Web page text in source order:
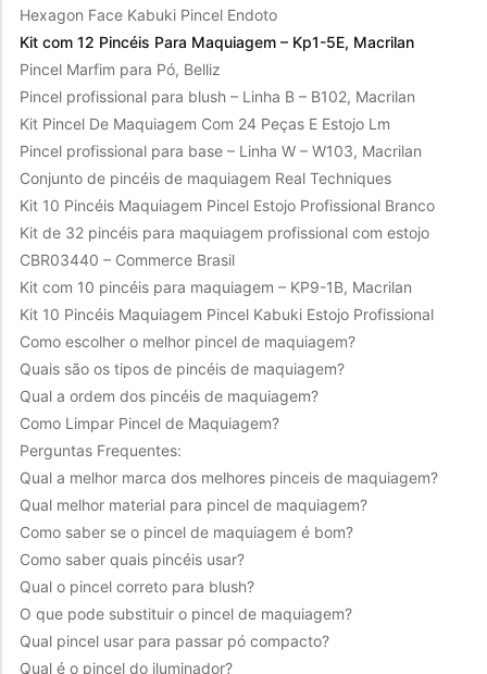
Hexagon Face Kabuki Pincel Endoto
Kit com 12 Pincéis Para Maquiagem – Kp1-5E, Macrilan
Pincel Marfim para Pó, Belliz
Pincel profissional para blush – Linha B – B102, Macrilan
Kit Pincel De Maquiagem Com 24 Peças E Estojo Lm
Pincel profissional para base – Linha W – W103, Macrilan
Conjunto de pincéis de maquiagem Real Techniques
Kit 10 Pincéis Maquiagem Pincel Estojo Profissional Branco
Kit de 32 pincéis para maquiagem profissional com estojo
CBR03440 – Commerce Brasil
Kit com 10 pincéis para maquiagem – KP9-1B, Macrilan
Kit 10 Pincéis Maquiagem Pincel Kabuki Estojo Profissional
Como escolher o melhor pincel de maquiagem?
Quais são os tipos de pincéis de maquiagem?
Qual a ordem dos pincéis de maquiagem?
Como Limpar Pincel de Maquiagem?
Perguntas Frequentes:
Qual a melhor marca dos melhores pinceis de maquiagem?
Qual melhor material para pincel de maquiagem?
Como saber se o pincel de maquiagem é bom?
Como saber quais pincéis usar?
Qual o pincel correto para blush?
O que pode substituir o pincel de maquiagem?
Qual pincel usar para passar pó compacto?
Qual é o pincel do iluminador?